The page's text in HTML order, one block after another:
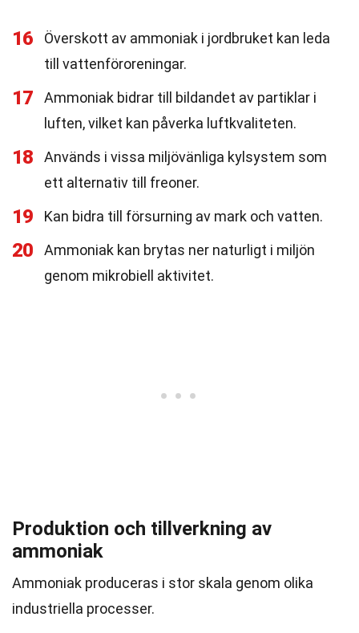
16
Överskott av ammoniak i jordbruket kan leda
till vattenföroreningar.
17
Ammoniak bidrar till bildandet av partiklar i
luften, vilket kan påverka luftkvaliteten.
18
Används i vissa miljövänliga kylsystem som
ett alternativ till freoner.
19 Kan bidra till försurning av mark och vatten.
20
Ammoniak kan brytas ner naturligt i miljön
genom mikrobiell aktivitet.
Produktion och tillverkning av
ammoniak
Ammoniak produceras i stor skala genom olika
industriella processer.